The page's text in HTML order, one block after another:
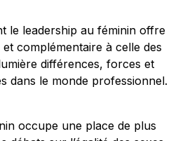
occupe une place de plus